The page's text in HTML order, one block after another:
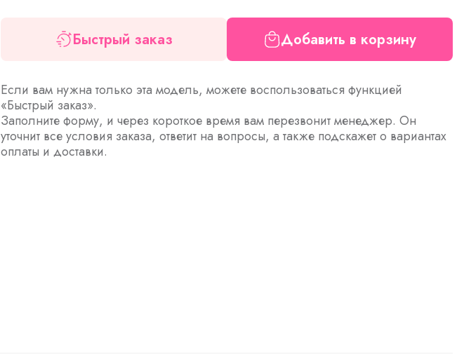
Быстрый заказ Добавить в корзину
Если вам нужна только эта модель, можете воспользоваться функцией
«Быстрый заказ».
Заполните форму, и через короткое время вам перезвонит менеджер. Он
уточнит все условия заказа, ответит на вопросы, а также подскажет о вариантах
оплаты и доставки.